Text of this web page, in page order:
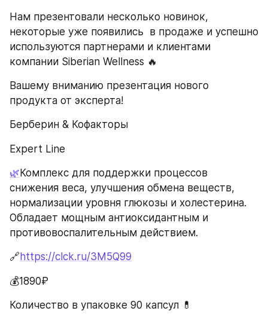
Нам презентовали несколько новинок,
некоторые уже появились  в продаже и успешно
используются партнерами и клиентами
компании Siberian Wellness 🔥
Вашему вниманию презентация нового
продукта от эксперта!
Берберин & Кофакторы
Expert Line
🌿 Комплекс для поддержки процессов
снижения веса, улучшения обмена веществ,
нормализации уровня глюкозы и холестерина.
Обладает мощным антиоксидантным и
противовоспалительным действием.
🔗 https://clck.ru/3M5Q99
💰1890₽
Количество в упаковке 90 капсул 💊